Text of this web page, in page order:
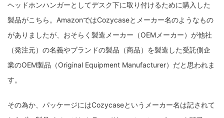
ヘッドホンハンガーとしてデスク下に取り付けるために購入した
製品がこちら。AmazonではCozycaseとメーカー名のようなもの
がありましたが、おそらく製造メーカー（OEMメーカー）が他社
（発注元）の名義やブランドの製品（商品）を製造した受託側企
業のOEM製品（Original Equipment Manufacturer）だと思われま
す。
その為か、パッケージにはCozycaseというメーカー名は記されて